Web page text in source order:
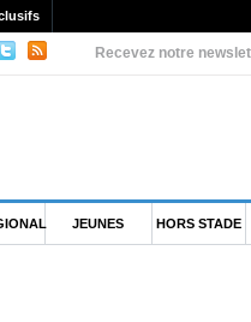
Recevez notre
JEUNES HORS STADE